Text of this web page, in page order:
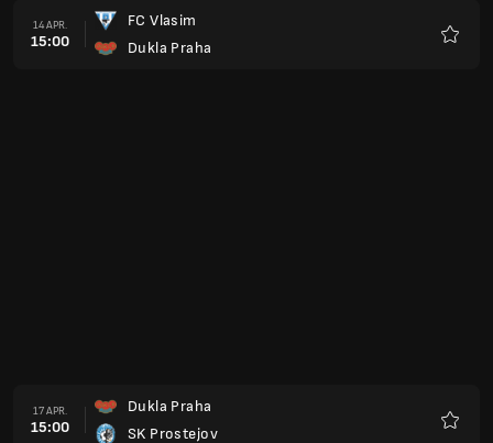
14 APR.
15:00
FC Vlasim
Dukla Praha
17 APR.
15:00
Dukla Praha
SK Prostejov